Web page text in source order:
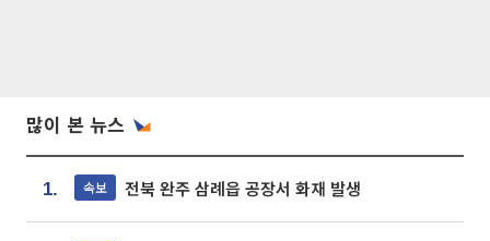
많이 본 뉴스
1. 속보 전북 완주 삼례읍 공장서 화재 발생